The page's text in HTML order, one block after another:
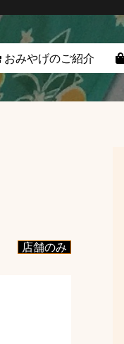
おみやげのご紹介
店舗のみ